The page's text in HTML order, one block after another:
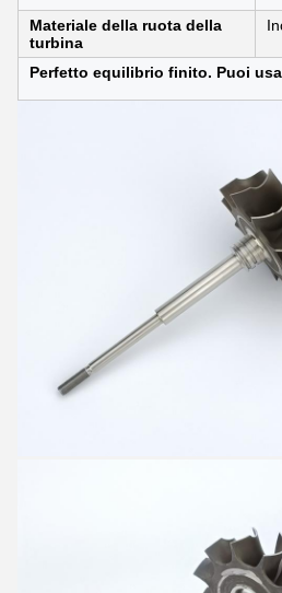
Materiale della ruota della
turbina
Perfetto equilibrio finito. Puoi